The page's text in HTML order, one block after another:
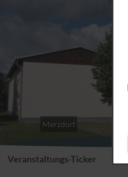
Merzdorf
Veranstaltungs-Ticker